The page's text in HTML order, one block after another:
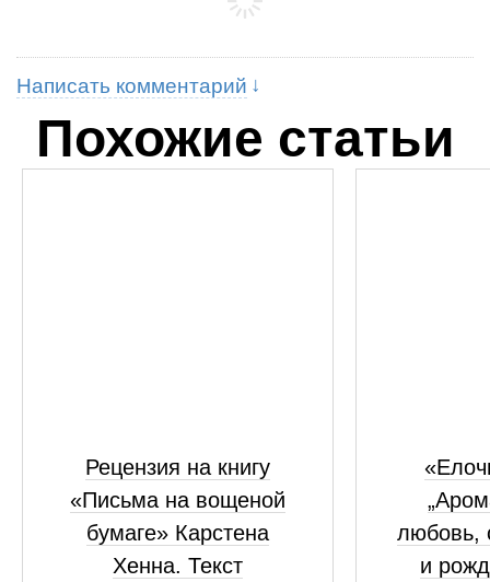
Написать комментарий
Похожие статьи
Рецензия на книгу
«Письма на вощеной
бумаге» Карстена
Хенна. Текст
любовь,
и